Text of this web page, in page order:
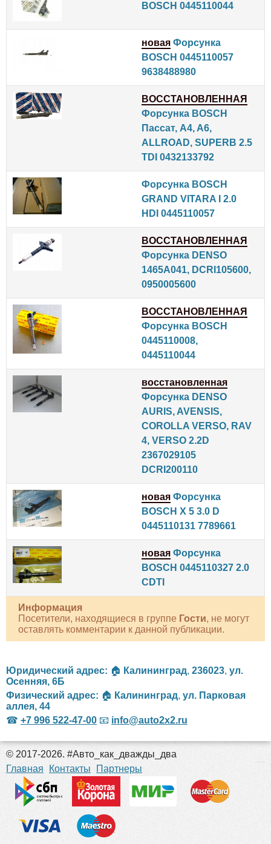
BOSCH 0445110044
новая Форсунка
BOSCH 0445110057
9638488980
ВОССТАНОВЛЕННАЯ
Форсунка BOSCH
Пассат, A4, A6,
ALLROAD, SUPERB 2.5
TDI 0432133792
Форсунка BOSCH
GRAND VITARA I 2.0
HDI 0445110057
ВОССТАНОВЛЕННАЯ
Форсунка DENSO
1465A041, DCRI105600,
0950005600
ВОССТАНОВЛЕННАЯ
Форсунка BOSCH
0445110008,
0445110044
восстановленная
Форсунка DENSO
AURIS, AVENSIS,
COROLLA VERSO, RAV
4, VERSO 2.2D
2367029105
DCRI200110
новая Форсунка
BOSCH X 5 3.0 D
0445110131 7789661
новая Форсунка
BOSCH 0445110327 2.0
CDTI
Информация
Посетители, находящиеся в группе Гости, не могут
оставлять комментарии к данной публикации.
Юридический адрес: 🏠 Калининград, 236023, ул.
Осенняя, 6Б
Физический адрес: 🏠 Калининград, ул. Парковая
аллея, 44
☎ +7 996 522-47-00 📧 info@auto2x2.ru
© 2017-2026. #Авто_как_дважды_два
Главная
Контакты Партнеры